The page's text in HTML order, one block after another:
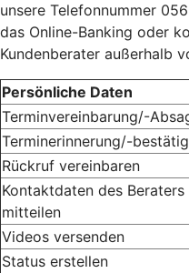
unsere Telefonnummer
das Online-Banking oder
Kundenberater außerhalb
Persönliche Daten
Terminvereinbarung/-
Terminerinnerung/-
Rückruf vereinbaren
Kontaktdaten des Beraters
mitteilen
Videos versenden
Status erstellen